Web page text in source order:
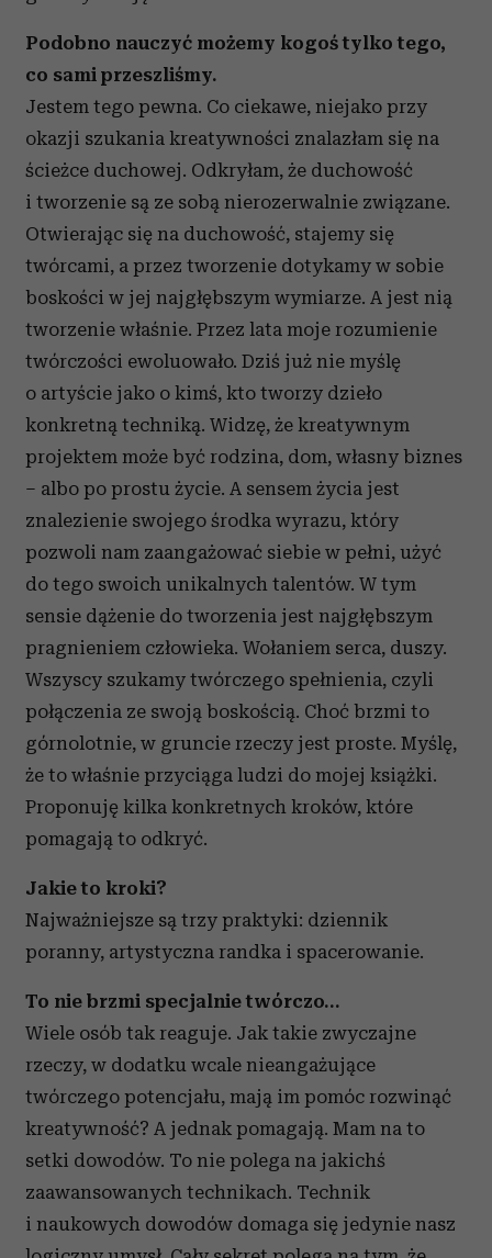
Podobno nauczyć możemy kogoś tylko tego,
co sami przeszliśmy.
Jestem tego pewna. Co ciekawe, niejako przy
okazji szukania kreatywności znalazłam się na
ścieżce duchowej. Odkryłam, że duchowość
i tworzenie są ze sobą nierozerwalnie związane.
Otwierając się na duchowość, stajemy się
twórcami, a przez tworzenie dotykamy w sobie
boskości w jej najgłębszym wymiarze. A jest nią
tworzenie właśnie. Przez lata moje rozumienie
twórczości ewoluowało. Dziś już nie myślę
o artyście jako o kimś, kto tworzy dzieło
konkretną techniką. Widzę, że kreatywnym
projektem może być rodzina, dom, własny biznes
– albo po prostu życie. A sensem życia jest
znalezienie swojego środka wyrazu, który
pozwoli nam zaangażować siebie w pełni, użyć
do tego swoich unikalnych talentów. W tym
sensie dążenie do tworzenia jest najgłębszym
pragnieniem człowieka. Wołaniem serca, duszy.
Wszyscy szukamy twórczego spełnienia, czyli
połączenia ze swoją boskością. Choć brzmi to
górnolotnie, w gruncie rzeczy jest proste. Myślę,
że to właśnie przyciąga ludzi do mojej książki.
Proponuję kilka konkretnych kroków, które
pomagają to odkryć.
Jakie to kroki?
Najważniejsze są trzy praktyki: dziennik
poranny, artystyczna randka i spacerowanie.
To nie brzmi specjalnie twórczo…
Wiele osób tak reaguje. Jak takie zwyczajne
rzeczy, w dodatku wcale nieangażujące
twórczego potencjału, mają im pomóc rozwinąć
kreatywność? A jednak pomagają. Mam na to
setki dowodów. To nie polega na jakichś
zaawansowanych technikach. Technik
i naukowych dowodów domaga się jedynie nasz